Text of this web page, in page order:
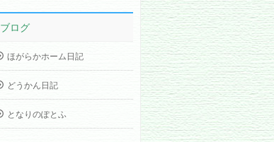
ブログ
ほがらかホーム日記
どうかん日記
となりのぽとふ